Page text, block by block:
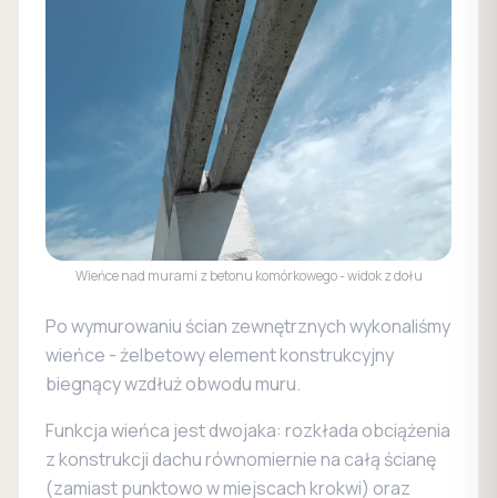
Wieńce nad murami z betonu komórkowego - widok z dołu
Po wymurowaniu ścian zewnętrznych wykonaliśmy
wieńce - żelbetowy element konstrukcyjny
biegnący wzdłuż obwodu muru.
Funkcja wieńca jest dwojaka: rozkłada obciążenia
z konstrukcji dachu równomiernie na całą ścianę
(zamiast punktowo w miejscach krokwi) oraz